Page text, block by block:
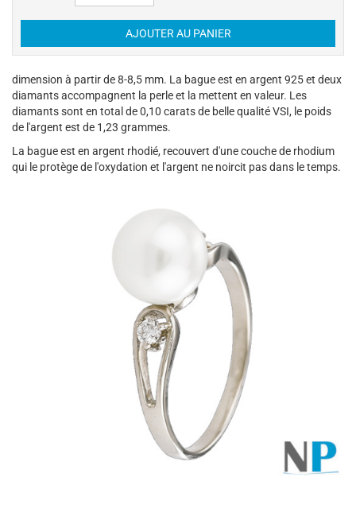
dimension à partir de 8-8,5 mm. La bague est en argent 925 et deux
diamants accompagnent la perle et la mettent en valeur. Les
diamants sont en total de 0,10 carats de belle qualité VSI, le poids
de l'argent est de 1,23 grammes.
La bague est en argent rhodié, recouvert d'une couche de rhodium
qui le protège de l'oxydation et l'argent ne noircit pas dans le temps.